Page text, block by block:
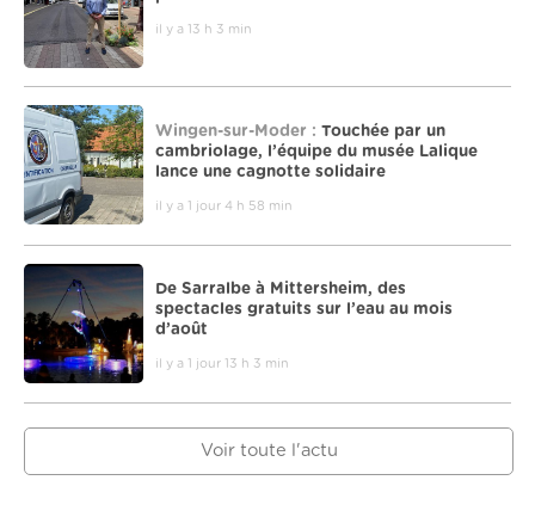
il y a 13 h 3 min
Wingen-sur-Moder : Touchée par un
cambriolage, l’équipe du musée Lalique
lance une cagnotte solidaire
il y a 1 jour 4 h 58 min
De Sarralbe à Mittersheim, des
spectacles gratuits sur l’eau au mois
d’août
il y a 1 jour 13 h 3 min
Voir toute l'actu